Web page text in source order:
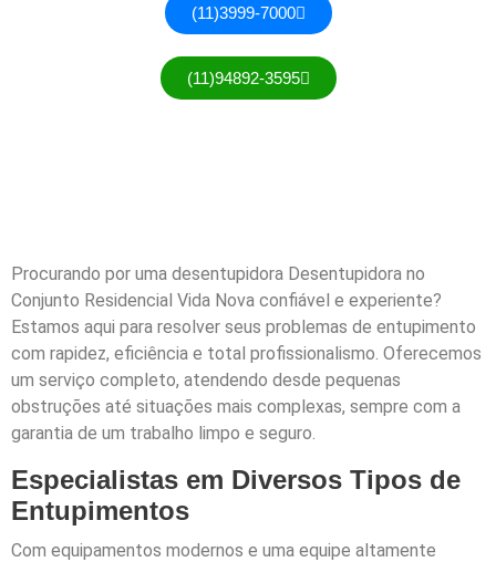
(11)3999-7000
(11)94892-3595
Procurando por uma desentupidora Desentupidora no
Conjunto Residencial Vida Nova confiável e experiente?
Estamos aqui para resolver seus problemas de entupimento
com rapidez, eficiência e total profissionalismo. Oferecemos
um serviço completo, atendendo desde pequenas
obstruções até situações mais complexas, sempre com a
garantia de um trabalho limpo e seguro.
Especialistas em Diversos Tipos de
Entupimentos
Com equipamentos modernos e uma equipe altamente